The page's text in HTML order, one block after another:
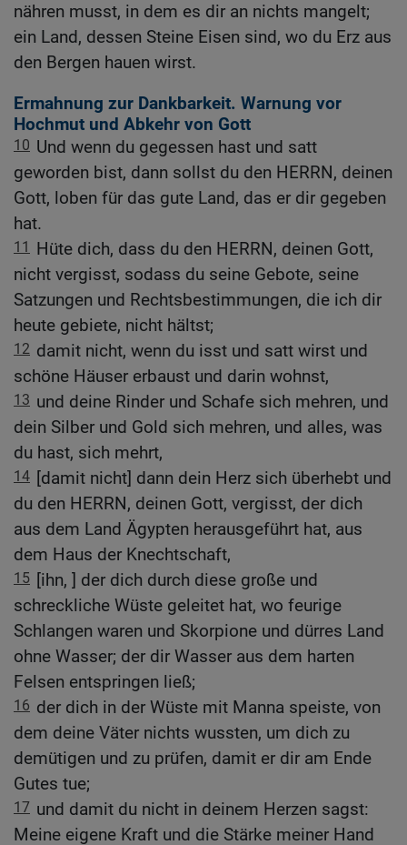
nähren musst, in dem es dir an nichts mangelt;
ein Land, dessen Steine Eisen sind, wo du Erz aus
den Bergen hauen wirst.
Ermahnung zur Dankbarkeit. Warnung vor
Hochmut und Abkehr von Gott
10 Und wenn du gegessen hast und satt
geworden bist, dann sollst du den HERRN, deinen
Gott, loben für das gute Land, das er dir gegeben
hat.
11
Hüte dich, dass du den HERRN, deinen Gott,
nicht vergisst, sodass du seine Gebote, seine
Satzungen und Rechtsbestimmungen, die ich dir
heute gebiete, nicht hältst;
12 damit nicht, wenn du isst und satt wirst und
schöne Häuser erbaust und darin wohnst,
13 und deine Rinder und Schafe sich mehren, und
dein Silber und Gold sich mehren, und alles, was
du hast, sich mehrt,
14 [damit nicht] dann dein Herz sich überhebt und
du den HERRN, deinen Gott, vergisst, der dich
aus dem Land Ägypten herausgeführt hat, aus
dem Haus der Knechtschaft,
15 [ihn, ] der dich durch diese große und
schreckliche Wüste geleitet hat, wo feurige
Schlangen waren und Skorpione und dürres Land
ohne Wasser; der dir Wasser aus dem harten
Felsen entspringen ließ;
16 der dich in der Wüste mit Manna speiste, von
dem deine Väter nichts wussten, um dich zu
demütigen und zu prüfen, damit er dir am Ende
Gutes tue;
17 und damit du nicht in deinem Herzen sagst:
Meine eigene Kraft und die Stärke meiner Hand